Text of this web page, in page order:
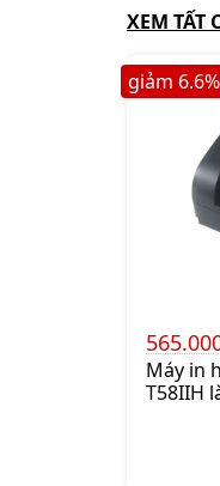
XEM TẤT
Máy in
T58IIH
giảm 6.6%